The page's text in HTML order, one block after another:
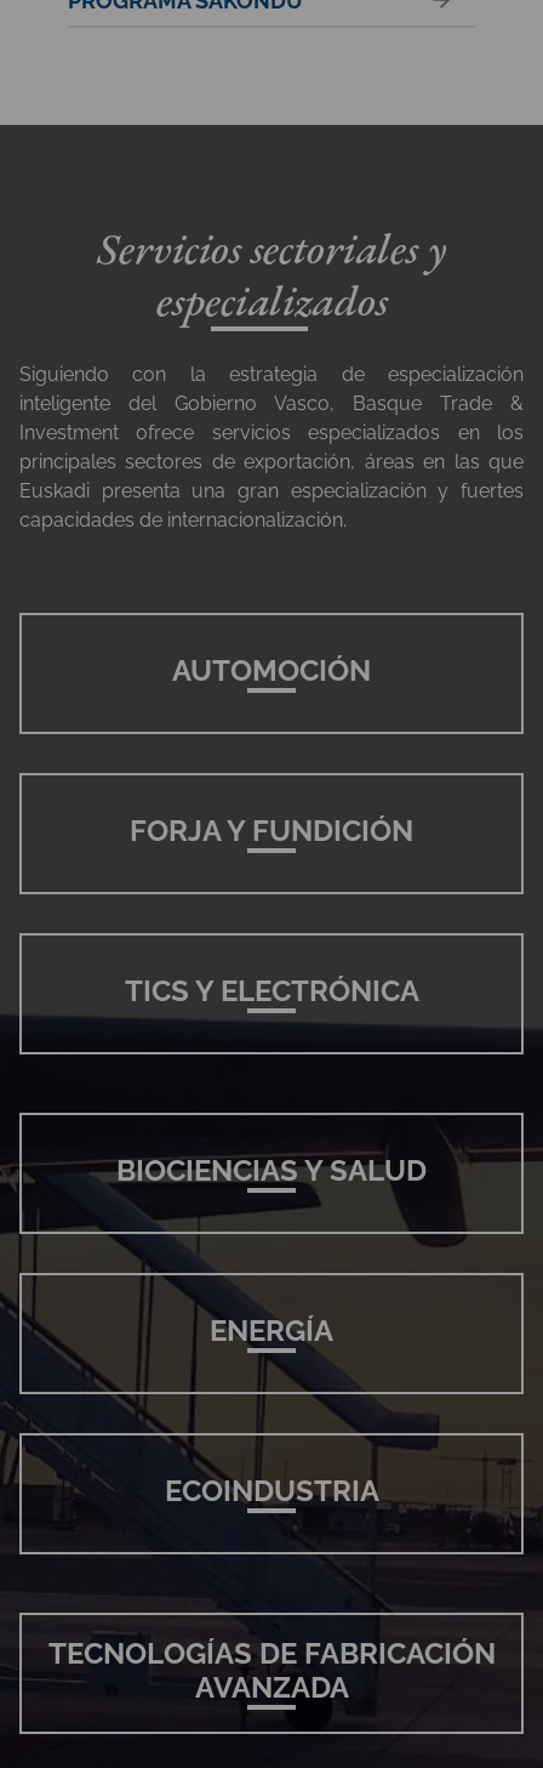
Servicios sectoriales y
especializados
Siguiendo con la estrategia de especialización
inteligente del Gobierno Vasco, Basque Trade &
Investment ofrece servicios especializados en los
principales sectores de exportación, áreas en las que
Euskadi presenta una gran especialización y fuertes
capacidades de internacionalización.
AUTOMOCIÓN
FORJA Y FUNDICIÓN
TICS Y ELECTRÓNICA
BIOCIENCIAS Y SALUD
ENERGÍA
ECOINDUSTRIA
TECNOLOGÍAS DE FABRICACIÓN
AVANZADA